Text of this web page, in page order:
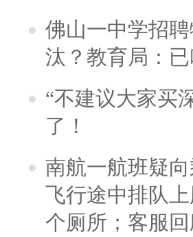
佛山一中学招
汰？教育局：
“不建议大家买
了！
南航一航班疑
飞行途中排队
个厕所；客服